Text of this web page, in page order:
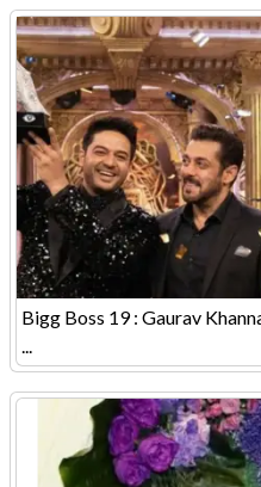
Bigg Boss 19 : Gaurav
...